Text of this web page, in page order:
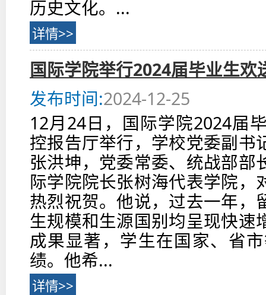
历史文化。...
详情>>
国际学院举行2024届毕业生欢
发布时间:2024-12-25
12月24日，国际学院2024届
控报告厅举行，学校党委副书
张洪坤，党委常委、统战部
际学院院长张树海代表学院
热烈祝贺。他说，过去一年，
生规模和生源国别均呈现快速
成果显著，学生在国家、省
绩。他希...
详情>>